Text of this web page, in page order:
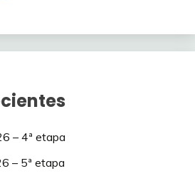
– 4ª etapa
– 5ª etapa